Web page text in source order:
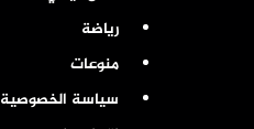
رياضة
منوعات
سياسة الخصوصية